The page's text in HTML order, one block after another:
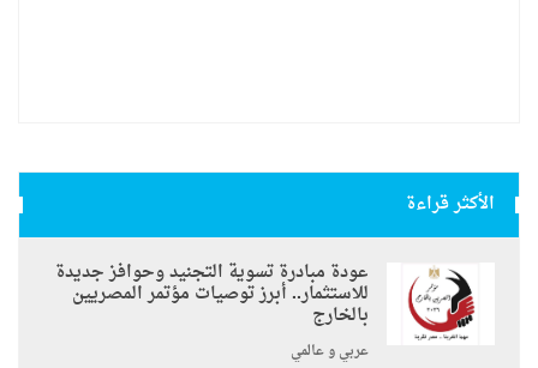
الأكثر قراءة
عودة مبادرة تسوية التجنيد وحوافز جديدة
للاستثمار.. أبرز توصيات مؤتمر المصريين
بالخارج
عربي و عالمي